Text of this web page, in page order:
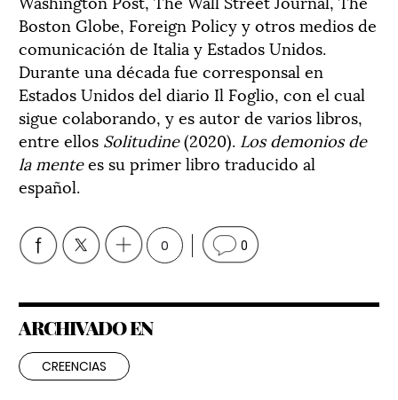
Boston Globe, Foreign Policy y otros medios de
comunicación de Italia y Estados Unidos.
Durante una década fue corresponsal en
Estados Unidos del diario Il Foglio, con el cual
sigue colaborando, y es autor de varios libros,
entre ellos Solitudine(2020). Los demonios de
la mentees su primer libro traducido al
español.
0 0
ARCHIVADO EN
CREENCIAS